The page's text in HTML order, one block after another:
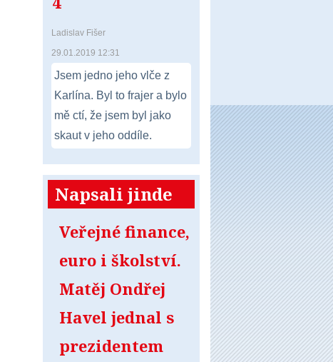
Ladislav Fišer
29.01.2019 12:31
Jsem jedno jeho vlče z
Karlína. Byl to frajer a bylo
mě ctí, že jsem byl jako
skaut v jeho oddíle.
Napsali jinde
Veřejné finance,
euro i školství.
Matěj Ondřej
Havel jednal s
prezidentem